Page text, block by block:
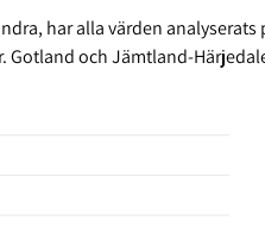
har alla värden
Gotland och Jämtland-